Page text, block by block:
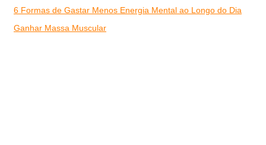
6 Formas de Gastar Menos Energia Mental ao Longo do Dia
Ganhar Massa Muscular